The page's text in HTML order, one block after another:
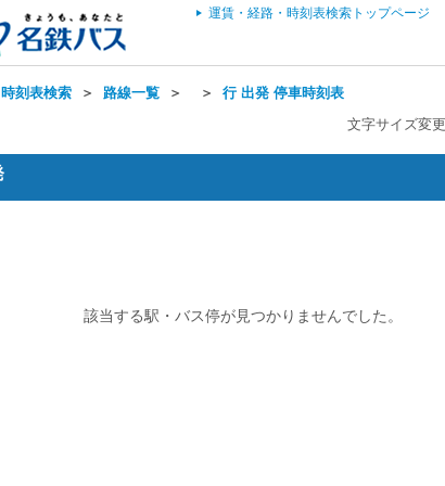
運賃・経路・時刻表検索トップページ
刻表検索 ＞ 路線一覧 ＞ ＞ 行 出発 停車時刻表
文字サイズ変更
該当する駅・バス停が見つかりませんでした。